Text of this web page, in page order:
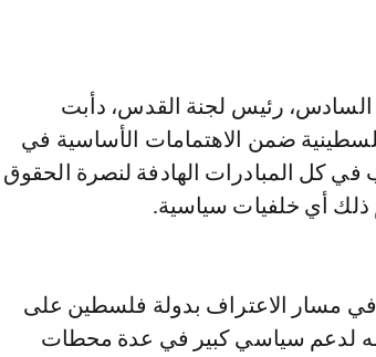
رئيس لجنة القدس، دأبت
ضمن الاهتمامات الأساسية في
كل المبادرات الهادفة لنصرة الحقوق
ذلك أي خلفيات سياسية.
مسار الاعتراف بدولة فلسطين على
لدعم سياسي كبير في عدة محطات